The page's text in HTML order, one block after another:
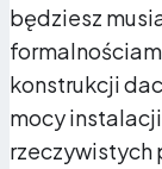
będziesz
konstrukcji
mocy
rzeczywistych